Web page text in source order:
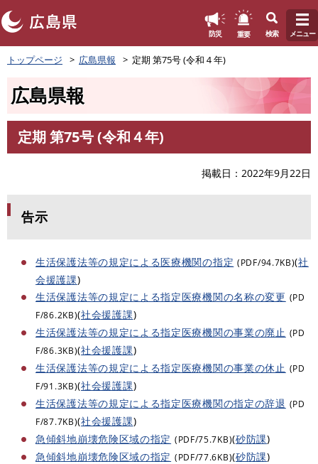
ペ
ー
頭
す
防災 重要 検索 メニュー
トップページ 広島県報 定期 第75号 (令和４年)
広島県報
文
定期 第75号 (令和４年)
掲載日 2022年9月22日
告示
生活保護法等の規定による医療機関の指定 (PDF/94.7KB)(社
会援護課)
生活保護法等の規定による指定医療機関の名称の変更 (PD
F/86.2KB)(社会援護課)
生活保護法等の規定による指定医療機関の事業の廃止 (PD
F/86.3KB)(社会援護課)
生活保護法等の規定による指定医療機関の事業の休止 (PD
F/91.3KB)(社会援護課)
生活保護法等の規定による指定医療機関の指定の辞退 (PD
F/87.7KB)(社会援護課)
急傾斜地崩壊危険区域の指定 (PDF/75.7KB)(砂防課)
急傾斜地崩壊危険区域の指定 (PDF/77.6KB)(砂防課)